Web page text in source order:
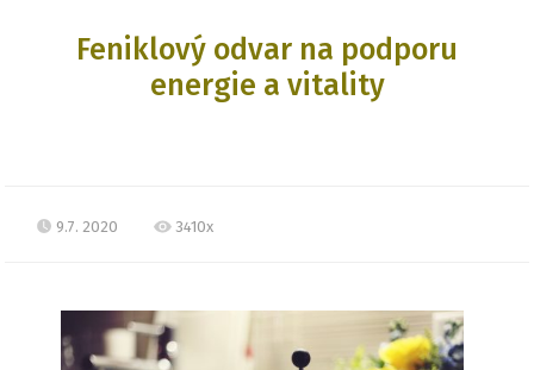
Feniklový odvar na podporu
energie a vitality
9.7. 2020 3410x